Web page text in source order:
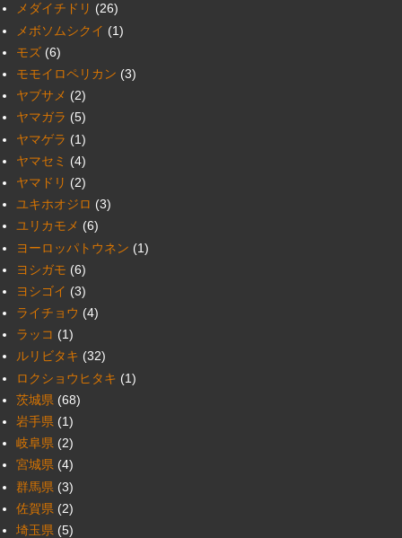
メダイチドリ (26)
メボソムシクイ (1)
モズ (6)
モモイロペリカン (3)
ヤブサメ (2)
ヤマガラ (5)
ヤマゲラ (1)
ヤマセミ (4)
ヤマドリ (2)
ユキホオジロ (3)
ユリカモメ (6)
ヨーロッパトウネン (1)
ヨシガモ (6)
ヨシゴイ (3)
ライチョウ (4)
ラッコ (1)
ルリビタキ (32)
ロクショウヒタキ (1)
茨城県 (68)
岩手県 (1)
岐阜県 (2)
宮城県 (4)
群馬県 (3)
佐賀県 (2)
埼玉県 (5)